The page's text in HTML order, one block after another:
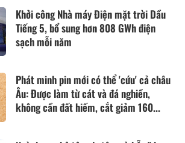
Khởi công Nhà máy Điện mặt trời Dầu
Tiếng 5, bổ sung hơn 808 GWh điện
sạch mỗi năm
Phát minh pin mới có thể 'cứu' cả châu
Âu: Được làm từ cát và đá nghiền,
không cần đất hiếm, cắt giảm 160...